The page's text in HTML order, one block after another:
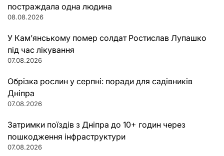
постраждала одна людина
08.08.2026
У Кам’янському помер солдат Ростислав Лупашко
під час лікування
07.08.2026
Обрізка рослин у серпні: поради для садівників
Дніпра
07.08.2026
Затримки поїздів з Дніпра до 10+ годин через
пошкодження інфраструктури
07.08.2026